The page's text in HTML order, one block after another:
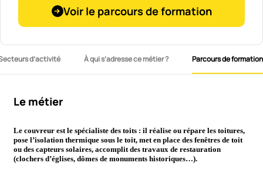
Voir le parcours de formation
d’activité À qui s’adresse ce métier ? Parcours de formation
Le métier
Le couvreur est le spécialiste des toits : il réalise ou répare les toitures,
pose l’isolation thermique sous le toit, met en place des fenêtres de toit
ou des capteurs solaires, accomplit des travaux de restauration
(clochers d’églises, dômes de monuments historiques…).